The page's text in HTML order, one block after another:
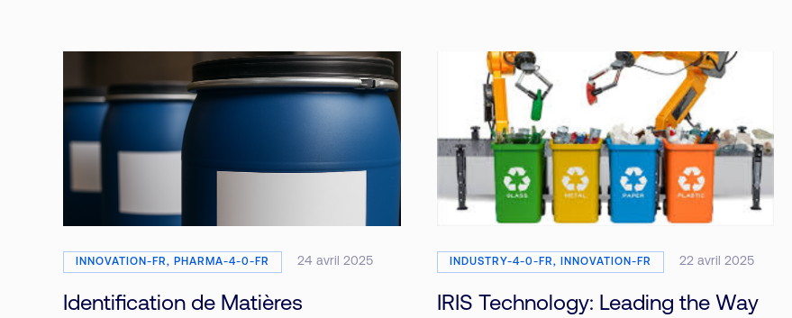
INNOVATION-FR, PHARMA-4-0-FR 24 avril 2025
Identification de Matières
INDUSTRY-4-0-FR, INNOVATION-FR 22 avril 2025
IRIS Technology: Leading the Way